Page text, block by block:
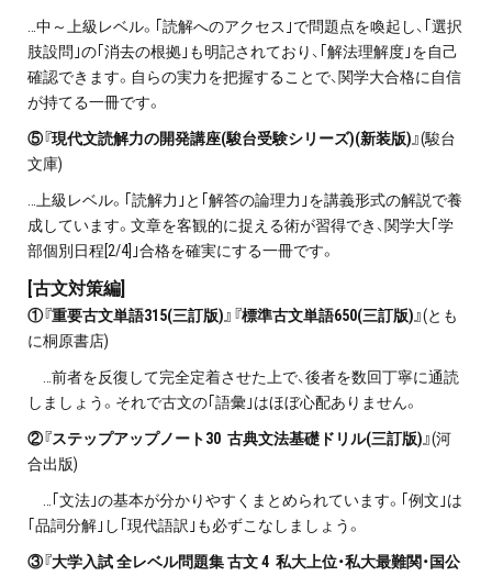
…中～上級レベル。｢読解へのアクセス｣で問題点を喚起し、｢選択
肢設問｣の｢消去の根拠｣も明記されており、｢解法理解度｣を自己
確認できます。自らの実力を把握することで、関学大合格に自信
が持てる一冊です。
⑤『現代文読解力の開発講座(駿台受験シリーズ)(新装版)』(駿台
文庫)
…上級レベル。｢読解力｣と｢解答の論理力｣を講義形式の解説で養
成しています。文章を客観的に捉える術が習得でき、関学大｢学
部個別日程[2/4]｣合格を確実にする一冊です。
[古文対策編]
①『重要古文単語315(三訂版)』『標準古文単語650(三訂版)』(とも
に桐原書店)
…前者を反復して完全定着させた上で、後者を数回丁寧に通読
しましょう。それで古文の｢語彙｣はほぼ心配ありません。
②『ステップアップノート30 古典文法基礎ドリル(三訂版)』(河
合出版)
…｢文法｣の基本が分かりやすくまとめられています。｢例文｣は
｢品詞分解｣し｢現代語訳｣も必ずこなしましょう。
③『大学入試 全レベル問題集 古文 4 私大上位・私大最難関・国公